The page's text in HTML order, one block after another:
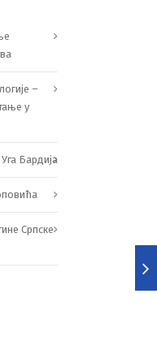
–
у
Бардија
Српске